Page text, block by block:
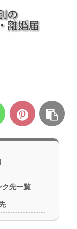
ク先一覧